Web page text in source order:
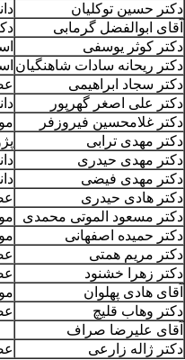
دکتر حسین توکلیان
آقای ابوالفضل گرمابی
دکتر کوثر یوسفی
دکتر ریحانه سادات شاهنگیان
دکتر سجاد ابراهیمی
دکتر علی اصغر گهرپور
دکتر غلامحسین فیروزفر
دکتر مهدی ترابی
دکتر مهدی حیدری
دکتر مهدی فیضی
دکتر هادی حیدری
دکتر مسعود الموتی محمدی
دکتر حمیده اصفهانی
دکتر مریم همتی
دکتر زهرا خشنود
آقای هادی پهلوان
دکتر وهاب قلیچ
آقای علیرضا صراف
دکتر ژاله زارعی